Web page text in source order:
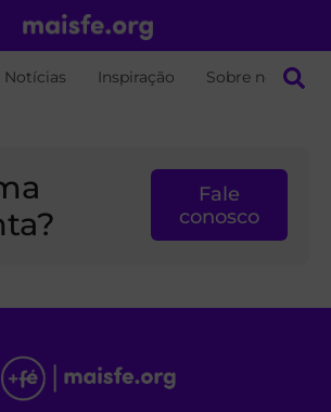
Notícias Inspiração Sobre nós
Fale
conosco